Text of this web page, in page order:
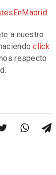
.
a nuestro
click
respecto